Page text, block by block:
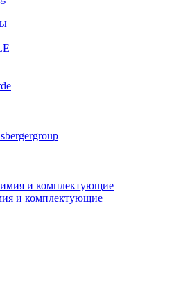
и комплектующие